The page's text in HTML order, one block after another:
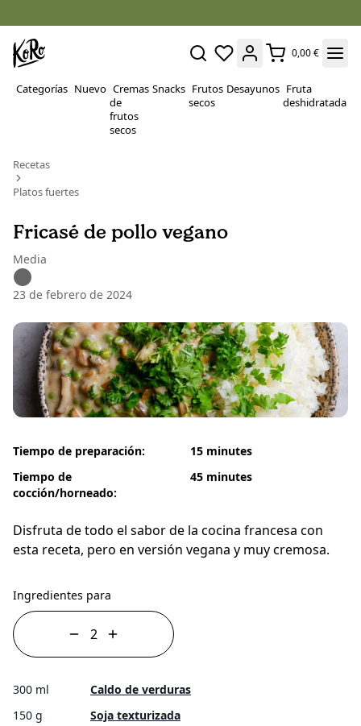
0,00 €
Categorías Nuevo Cremas
de
frutos
secos
Snacks Frutos
secos
Desayunos Fruta
deshidratada
Recetas
Platos fuertes
Fricasé de pollo vegano
Media
23 de febrero de 2024
Tiempo de preparación:
Tiempo de
cocción/horneado:
15 minutes
45 minutes
Disfruta de todo el sabor de la cocina francesa con
esta receta, pero en versión vegana y muy cremosa.
Ingredientes para
300 ml
Caldo de verduras
150 g
Soja texturizada